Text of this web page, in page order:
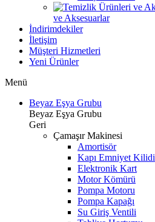
ve Aksesuarlar
İndirimdekiler
İletişim
Müşteri Hizmetleri
Yeni Ürünler
Menü
Beyaz Eşya Grubu
Beyaz Eşya Grubu
Geri
Çamaşır Makinesi
Amortisör
Kapı Emniyet Kilidi
Elektronik Kart
Motor Kömürü
Pompa Motoru
Pompa Kapağı
Su Giriş Ventili